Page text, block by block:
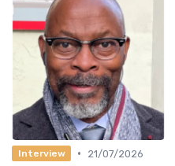
Interview •
21/07/2026